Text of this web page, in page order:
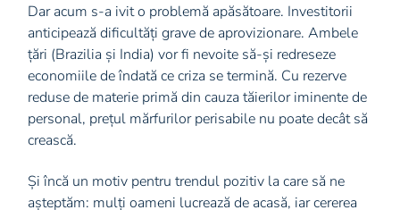
Dar acum s-a ivit o problemă apăsătoare. Investitorii
anticipează dificultăți grave de aprovizionare. Ambele
țări (Brazilia și India) vor fi nevoite să-și redreseze
economiile de îndată ce criza se termină. Cu rezerve
reduse de materie primă din cauza tăierilor iminente de
personal, prețul mărfurilor perisabile nu poate decât să
crească.
Și încă un motiv pentru trendul pozitiv la care să ne
așteptăm: mulți oameni lucrează de acasă, iar cererea